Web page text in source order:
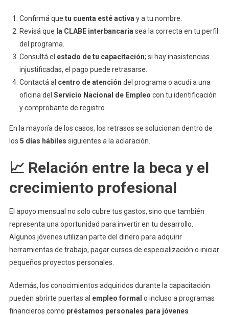
Confirmá que tu cuenta esté activa y a tu nombre.
Revisá que la CLABE interbancaria sea la correcta en tu perfil
del programa.
Consultá el estado de tu capacitación; si hay inasistencias
injustificadas, el pago puede retrasarse.
Contactá al centro de atención del programa o acudí a una
oficina del Servicio Nacional de Empleo con tu identificación
y comprobante de registro.
En la mayoría de los casos, los retrasos se solucionan dentro de
los 5 días hábiles siguientes a la aclaración.
📈 Relación entre la beca y el
crecimiento profesional
El apoyo mensual no solo cubre tus gastos, sino que también
representa una oportunidad para invertir en tu desarrollo.
Algunos jóvenes utilizan parte del dinero para adquirir
herramientas de trabajo, pagar cursos de especialización o iniciar
pequeños proyectos personales.
Además, los conocimientos adquiridos durante la capacitación
pueden abrirte puertas al empleo formal o incluso a programas
financieros como préstamos personales para jóvenes